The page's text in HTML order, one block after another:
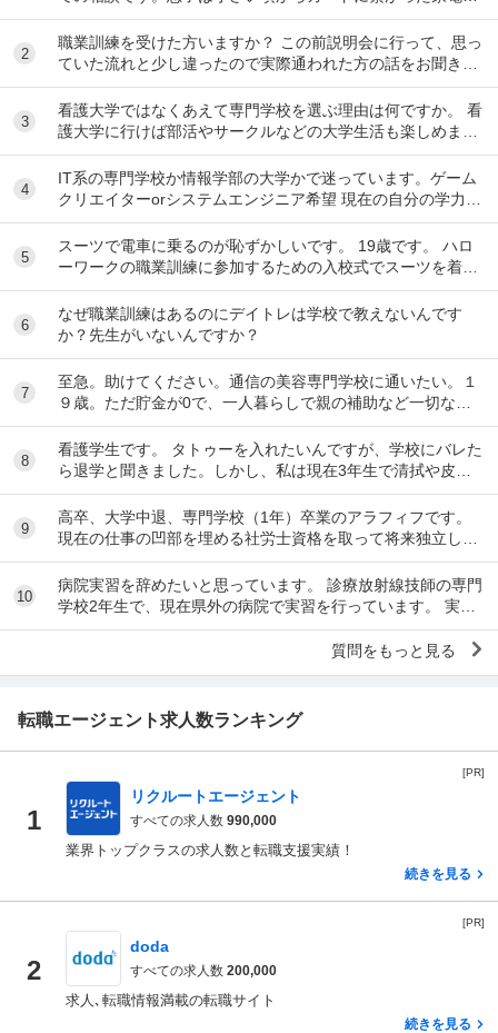
どに興味が強く大きくなるにつれパソコンにの...
2
職業訓練を受けた方いますか？ この前説明会に行って、思っ
ていた流れと少し違ったので実際通われた方の話をお聞きし
たいです！！ 私はパソコン系の職業訓練を受...
3
看護大学ではなくあえて専門学校を選ぶ理由は何ですか。 看
護大学に行けば部活やサークルなどの大学生活も楽しめます
し、専門卒より給料が月一万円ほど差が出ます。...
4
IT系の専門学校か情報学部の大学かで迷っています。ゲーム
クリエイターorシステムエンジニア希望 現在の自分の学力的
に大学は推薦を狙うしかなくて、入学後の四...
5
スーツで電車に乗るのが恥ずかしいです。 19歳です。 ハロ
ーワークの職業訓練に参加するための入校式でスーツを着て
行きます。 面接の時もスーツを着て電車で通...
6
なぜ職業訓練はあるのにデイトレは学校で教えないんです
か？先生がいないんですか？
7
至急。助けてください。通信の美容専門学校に通いたい。１
９歳。ただ貯金が0で、一人暮らしで親の補助など一切なく
余裕がない状態です。そして通信なので奨学金が使...
8
看護学生です。 タトゥーを入れたいんですが、学校にバレた
ら退学と聞きました。しかし、私は現在3年生で清拭や皮下
注などの露出する系の演習はすでに終えています...
9
高卒、大学中退、専門学校（1年）卒業のアラフィフです。
現在の仕事の凹部を埋める社労士資格を取って将来独立した
いと考えています。 上述のとおり高卒なので現...
10
病院実習を辞めたいと思っています。 診療放射線技師の専門
学校2年生で、現在県外の病院で実習を行っています。 実習
はまだ始まったばかりですが、この気持ち...
質問をもっと見る
転職エージェント求人数ランキング
[PR]
1
リクルートエージェント
すべての求人数 990,000
業界トップクラスの求人数と転職支援実績！
続きを見る
[PR]
2
doda
すべての求人数 200,000
求人､転職情報満載の転職サイト
続きを見る